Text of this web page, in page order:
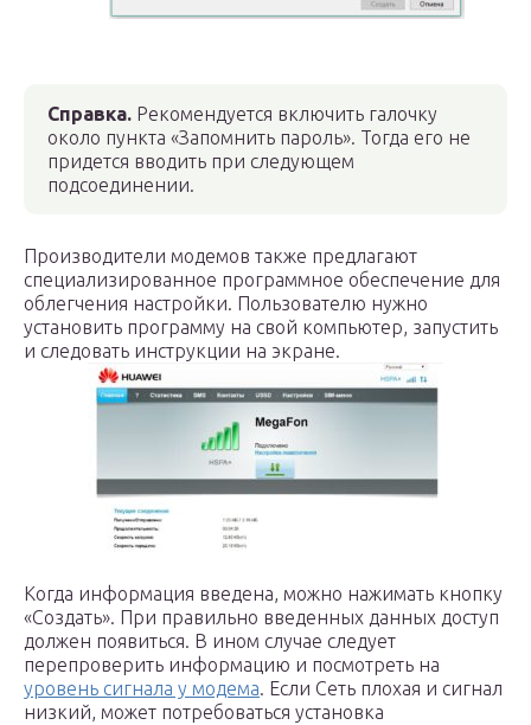
Справка. Рекомендуется включить галочку
около пункта «Запомнить пароль». Тогда его не
придется вводить при следующем
подсоединении.
Производители модемов также предлагают
специализированное программное обеспечение для
облегчения настройки. Пользователю нужно
установить программу на свой компьютер, запустить
и следовать инструкции на экране.
Когда информация введена, можно нажимать кнопку
«Создать». При правильно введенных данных доступ
должен появиться. В ином случае следует
перепроверить информацию и посмотреть на
уровень сигнала у модема. Если Сеть плохая и сигнал
низкий, может потребоваться установка